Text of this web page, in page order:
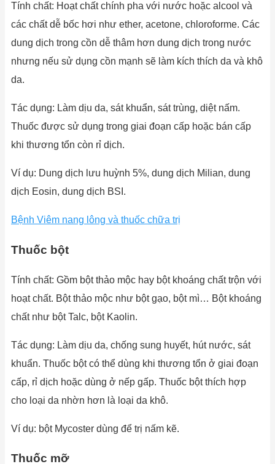
Tính chất: Hoạt chất chính pha với nước hoặc alcool và
các chất dễ bốc hơi như ether, ace­tone, chloroforme. Các
dung dịch trong cồn dễ thâm hơn dung dịch trong nước
nhưng nếu sử dụng cồn mạnh sẽ làm kích thích da và khô
da.
Tác dụng: Làm dịu da, sát khuẩn, sát trùng, diệt nấm.
Thuốc được sử dụng trong giai đoạn cấp hoặc bán cấp
khi thương tổn còn rỉ dịch.
Ví dụ: Dung dịch lưu huỳnh 5%, dung dịch Milian, dung
dịch Eosin, dung dịch BSI.
Bệnh Viêm nang lông và thuốc chữa trị
Thuốc bột
Tính chất: Gồm bột thảo mộc hay bột khoáng chất trộn với
hoạt chất. Bột thảo mộc như bột gạo, bột mì… Bột khoáng
chất như bột Talc, bột Kaolin.
Tác dụng: Làm dịu da, chống sung huyết, hút nước, sát
khuẩn. Thuốc bột có thể dùng khi thương tổn ở giai đoạn
cấp, rỉ dịch hoặc dùng ở nếp gấp. Thuốc bột thích hợp
cho loại da nhờn hơn là loại da khô.
Ví dụ: bột Mycoster dùng để trị nấm kẽ.
Thuốc mỡ